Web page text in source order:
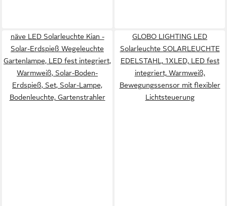
näve LED Solarleuchte Kian -
Solar-Erdspieß Wegeleuchte
Gartenlampe, LED fest integriert,
Warmweiß, Solar-Boden-
Erdspieß, Set, Solar-Lampe,
Bodenleuchte, Gartenstrahler
GLOBO LIGHTING LED
Solarleuchte SOLARLEUCHTE
EDELSTAHL, 1XLED, LED fest
integriert, Warmweiß,
Bewegungssensor mit flexibler
Lichtsteuerung